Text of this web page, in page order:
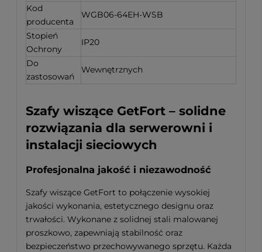
Kod
producenta
WGB06-64EH-WSB
Stopień
Ochrony
IP20
Do
zastosowań
Wewnętrznych
Szafy wiszące GetFort – solidne
rozwiązania dla serwerowni i
instalacji sieciowych
Profesjonalna jakość i niezawodność
Szafy wiszące GetFort to połączenie wysokiej
jakości wykonania, estetycznego designu oraz
trwałości. Wykonane z solidnej stali malowanej
proszkowo, zapewniają stabilność oraz
bezpieczeństwo przechowywanego sprzętu. Każda